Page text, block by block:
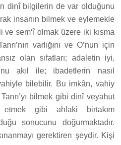
dinî bilgilerin de var olduğunu
insanın bilmek ve eylemekle
sem‘î olmak üzere iki kısma
varlığını ve O’nun için
olan sıfatları; adaletin iyi,
akıl ile; ibadetlerin nasıl
bilebilir. Bu imkân, vahiy
bilmek gibi dinî veyahut
gibi ahlaki birtakım
sonucunu doğurmaktadır.
gerektiren şeydir. Kişi